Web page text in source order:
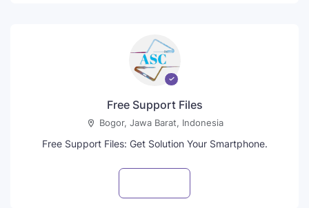
Free Support Files
Bogor, Jawa Barat, Indonesia
Free Support Files: Get Solution Your Smartphone.